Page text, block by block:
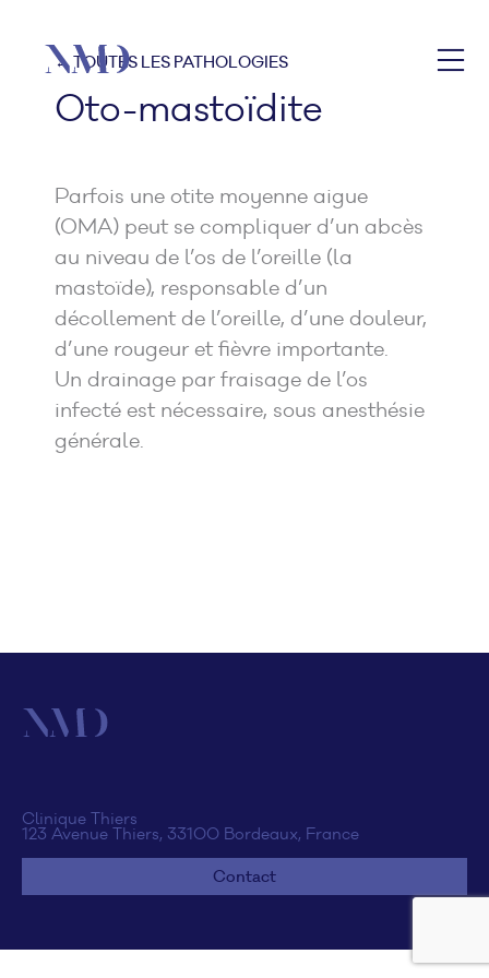
← TOUTES LES PATHOLOGIES
Oto-mastoïdite
Parfois une otite moyenne aigue
(OMA) peut se compliquer d’un abcès
au niveau de l’os de l’oreille (la
mastoïde), responsable d’un
décollement de l’oreille, d’une douleur,
d’une rougeur et fièvre importante.
Un drainage par fraisage de l’os
infecté est nécessaire, sous anesthésie
générale.
Clinique Thiers
123 Avenue Thiers, 33100 Bordeaux, France
Contact